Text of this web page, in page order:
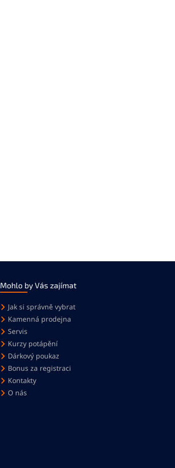
Mohlo by Vás zajímat
Jak si správně vybrat
Kamenná prodejna
Servis
Kurzy potápění
Dárkový poukaz
Bonus za registraci
Kontakty
O nás